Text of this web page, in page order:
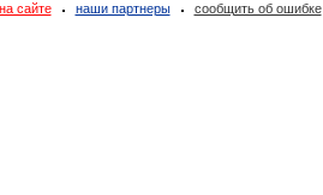
сайте наши партнеры сообщить об ошибке